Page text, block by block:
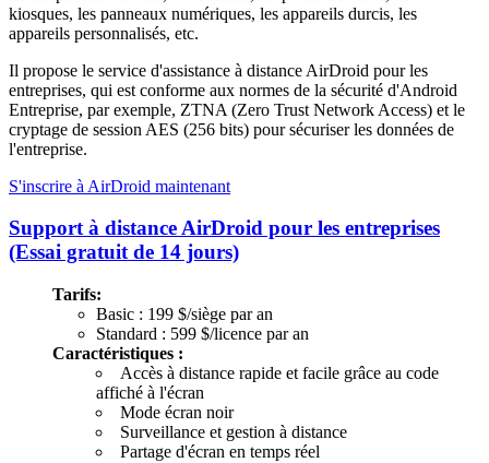
kiosques, les panneaux numériques, les appareils durcis, les
appareils personnalisés, etc.
Il propose le service d'assistance à distance AirDroid pour les
entreprises, qui est conforme aux normes de la sécurité d'Android
Entreprise, par exemple, ZTNA (Zero Trust Network Access) et le
cryptage de session AES (256 bits) pour sécuriser les données de
l'entreprise.
S'inscrire à AirDroid maintenant
Support à distance AirDroid pour les entreprises
(Essai gratuit de 14 jours)
Tarifs:
Basic : 199 $/siège par an
Standard : 599 $/licence par an
Caractéristiques :
Accès à distance rapide et facile grâce au code
affiché à l'écran
Mode écran noir
Surveillance et gestion à distance
Partage d'écran en temps réel